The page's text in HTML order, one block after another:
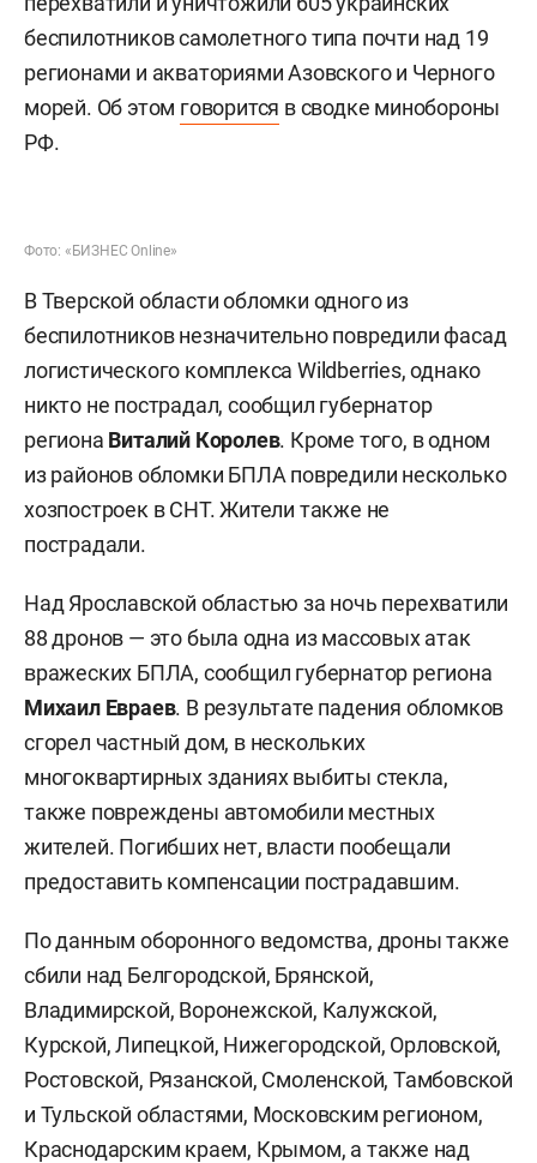
беспилотников самолетного типа почти над 19
регионами и акваториями Азовского и Черного
морей. Об этом говорится в сводке минобороны
РФ.
Фото: «БИЗНЕС Online»
В Тверской области обломки одного из
беспилотников незначительно повредили фасад
логистического комплекса Wildberries, однако
никто не пострадал, сообщил губернатор
региона Виталий Королев. Кроме того, в одном
из районов обломки БПЛА повредили несколько
хозпостроек в СНТ. Жители также не
пострадали.
Над Ярославской областью за ночь перехватили
88 дронов — это была одна из массовых атак
вражеских БПЛА, сообщил губернатор региона
Михаил Евраев. В результате падения обломков
сгорел частный дом, в нескольких
многоквартирных зданиях выбиты стекла,
также повреждены автомобили местных
жителей. Погибших нет, власти пообещали
предоставить компенсации пострадавшим.
По данным оборонного ведомства, дроны также
сбили над Белгородской, Брянской,
Владимирской, Воронежской, Калужской,
Курской, Липецкой, Нижегородской, Орловской,
Ростовской, Рязанской, Смоленской, Тамбовской
и Тульской областями, Московским регионом,
Краснодарским краем, Крымом, а также над